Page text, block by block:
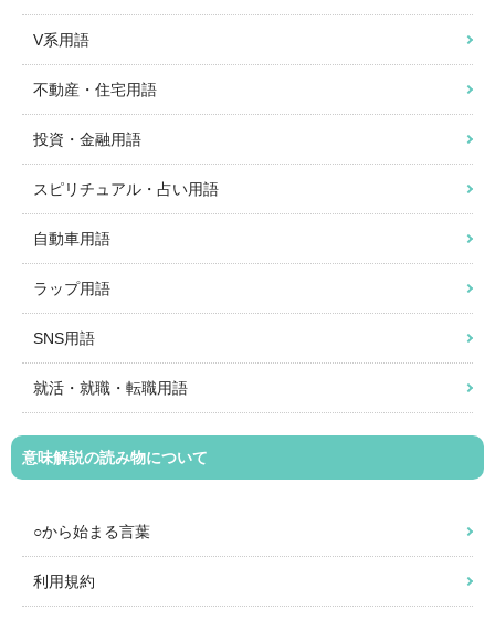
V系用語
不動産・住宅用語
投資・金融用語
スピリチュアル・占い用語
自動車用語
ラップ用語
SNS用語
就活・就職・転職用語
意味解説の読み物について
○から始まる言葉
利用規約